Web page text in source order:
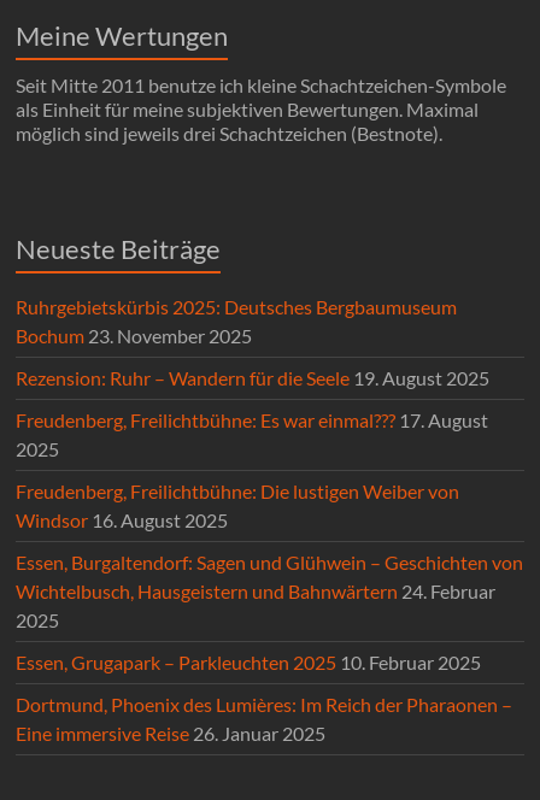
Meine Wertungen
Seit Mitte 2011 benutze ich kleine Schachtzeichen-Symbole
als Einheit für meine subjektiven Bewertungen. Maximal
möglich sind jeweils drei Schachtzeichen (Bestnote).
Neueste Beiträge
Ruhrgebietskürbis 2025: Deutsches Bergbaumuseum
Bochum 23. November 2025
Rezension: Ruhr – Wandern für die Seele 19. August 2025
Freudenberg, Freilichtbühne: Es war einmal??? 17. August
2025
Freudenberg, Freilichtbühne: Die lustigen Weiber von
Windsor 16. August 2025
Essen, Burgaltendorf: Sagen und Glühwein – Geschichten von
Wichtelbusch, Hausgeistern und Bahnwärtern 24. Februar
2025
Essen, Grugapark – Parkleuchten 2025 10. Februar 2025
Dortmund, Phoenix des Lumières: Im Reich der Pharaonen –
Eine immersive Reise 26. Januar 2025